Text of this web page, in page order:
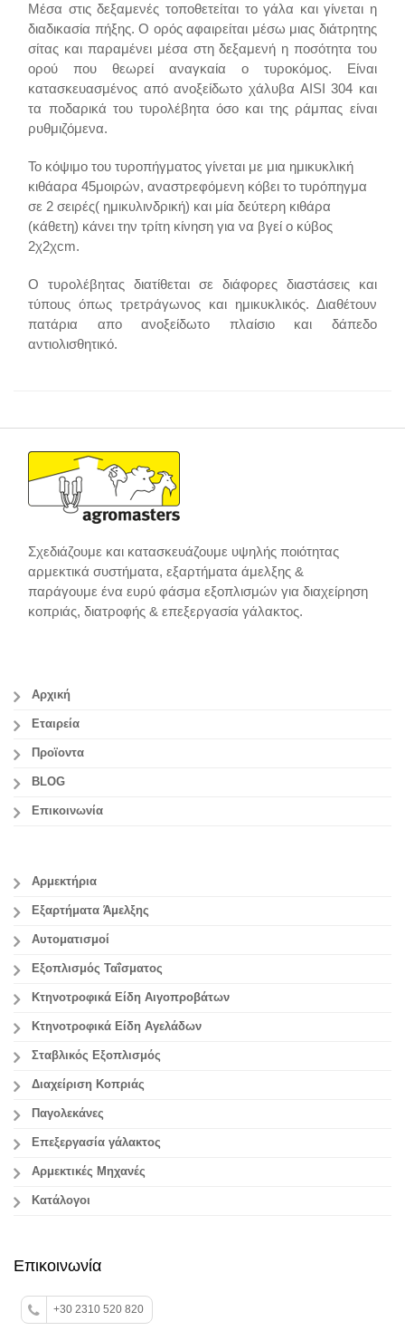
Μέσα στις δεξαμενές τοποθετείται το γάλα και γίνεται η
διαδικασία πήξης. Ο ορός αφαιρείται μέσω μιας διάτρητης
σίτας και παραμένει μέσα στη δεξαμενή η ποσότητα του
ορού που θεωρεί αναγκαία ο τυρoκόμος. Είναι
κατασκευασμένος από ανοξείδωτο χάλυβα AISI 304 και
τα ποδαρικά του τυρολέβητα όσο και της ράμπας είναι
ρυθμιζόμενα.
Το κόψιμο του τυροπήγματος γίνεται με μια ημικυκλική
κιθάαρα 45μοιρών, αναστρεφόμενη κόβει το τυρόπηγμα
σε 2 σειρές( ημικυλινδρική) και μία δεύτερη κιθάρα
(κάθετη) κάνει την τρίτη κίνηση για να βγεί ο κύβος
2χ2χcm.
Ο τυρολέβητας διατίθεται σε διάφορες διαστάσεις και
τύπους όπως τρετράγωνος και ημικυκλικός. Διαθέτουν
πατάρια απο ανοξείδωτο πλαίσιο και δάπεδο
αντιολισθητικό.
Σχεδιάζουμε και κατασκευάζουμε υψηλής ποιότητας
αρμεκτικά συστήματα, εξαρτήματα άμελξης &
παράγουμε ένα ευρύ φάσμα εξοπλισμών για διαχείρηση
κοπριάς, διατροφής & επεξεργασία γάλακτος.
Αρχική
Εταιρεία
Προϊοντα
BLOG
Επικοινωνία
Αρμεκτήρια
Εξαρτήματα Άμελξης
Αυτοματισμοί
Εξοπλισμός Ταΐσματος
Κτηνοτροφικά Είδη Αιγοπροβάτων
Κτηνοτροφικά Είδη Αγελάδων
Σταβλικός Εξοπλισμός
Διαχείριση Κοπριάς
Παγολεκάνες
Επεξεργασία γάλακτος
Aρμεκτικές Μηχανές
Κατάλογοι
Επικοινωνία
+30 2310 520 820